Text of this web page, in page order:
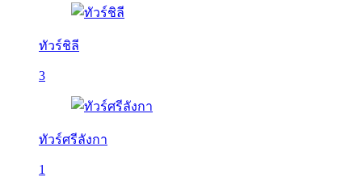
ทัวร์ชิลี
3
ทัวร์ศรีลังกา
1